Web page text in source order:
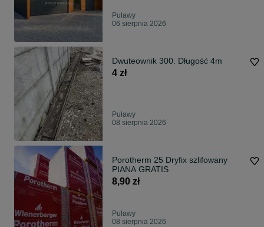
Puławy
06 sierpnia 2026
Dwuteownik 300. Długość 4m
4 zł
Puławy
08 sierpnia 2026
Porotherm 25 Dryfix szlifowany
PIANA GRATIS
8,90 zł
Puławy
08 sierpnia 2026